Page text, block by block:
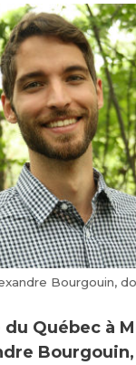
Bourgouin,
du Québec à